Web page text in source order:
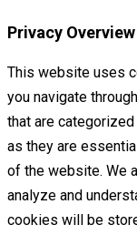
Privacy Overview
This website uses
you navigate
that are
as they are
of the website. We
analyze and
cookies will be